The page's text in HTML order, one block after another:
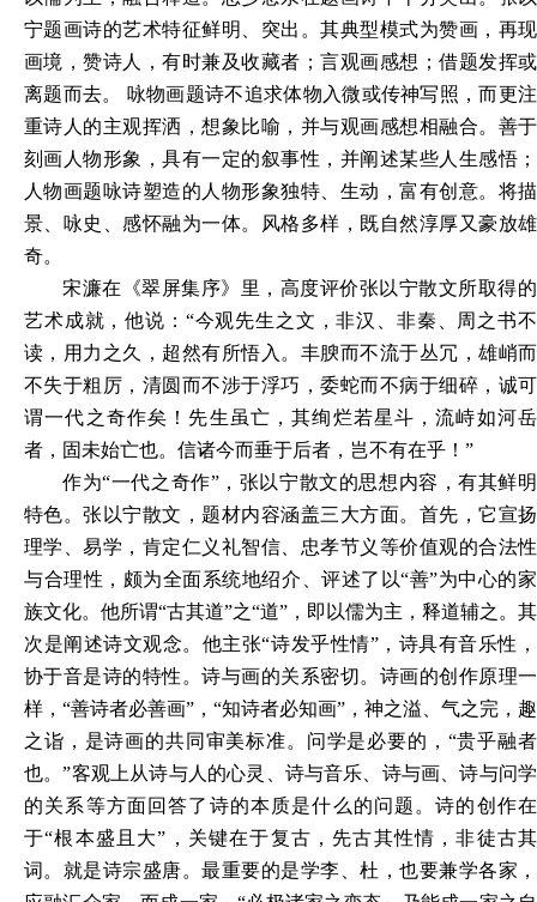
宁题画诗的艺术特征鲜明、突出。其典型模式为赞画，再现
画境，赞诗人，有时兼及收藏者；言观画感想；借题发挥或
离题而去。 咏物画题诗不追求体物入微或传神写照，而更注
重诗人的主观挥洒，想象比喻，并与观画感想相融合。善于
刻画人物形象，具有一定的叙事性，并阐述某些人生感悟；
人物画题咏诗塑造的人物形象独特、生动，富有创意。将描
景、咏史、感怀融为一体。风格多样，既自然淳厚又豪放雄
奇。
宋濂在《翠屏集序》里，高度评价张以宁散文所取得的
艺术成就，他说： “今观先生之文，非汉、非秦、周之书不
读，用力之久，超然有所悟入。丰腴而不流于丛冗，雄峭而
不失于粗厉，清圆而不涉于浮巧，委蛇而不病于细碎，诚可
谓一代之奇作矣！先生虽亡，其绚烂若星斗，流峙如河岳
者，固未始亡也。信诸今而垂于后者，岂不有在乎！”
作为“一代之奇作”，张以宁散文的思想内容，有其鲜明
特色。张以宁散文，题材内容涵盖三大方面。首先，它宣扬
理学、易学，肯定仁义礼智信、忠孝节义等价值观的合法性
与合理性，颇为全面系统地绍介、评述了以“善”为中心的家
族文化。他所谓“古其道”之“道”，即以儒为主，释道辅之。其
次是阐述诗文观念。他主张“诗发乎性情”，诗具有音乐性，
协于音是诗的特性。诗与画的关系密切。诗画的创作原理一
样，“善诗者必善画”，“知诗者必知画”，神之溢、气之完，趣
之诣，是诗画的共同审美标准。问学是必要的，“贵乎融者
也。”客观上从诗与人的心灵、诗与音乐、诗与画、诗与问学
的关系等方面回答了诗的本质是什么的问题。诗的创作在
于“根本盛且大”，关键在于复古，先古其性情，非徒古其
词。就是诗宗盛唐。最重要的是学李、杜，也要兼学各家，